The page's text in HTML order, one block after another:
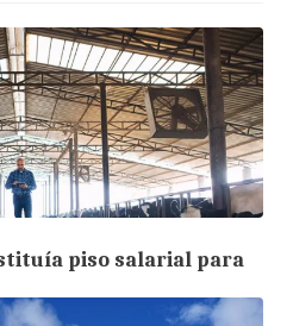
piso salarial para